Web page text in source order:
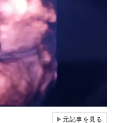
▶元記事を見る